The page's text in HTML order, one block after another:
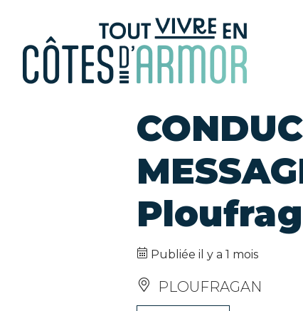
Publiée il y a 1 mois
PLOUFRAGAN